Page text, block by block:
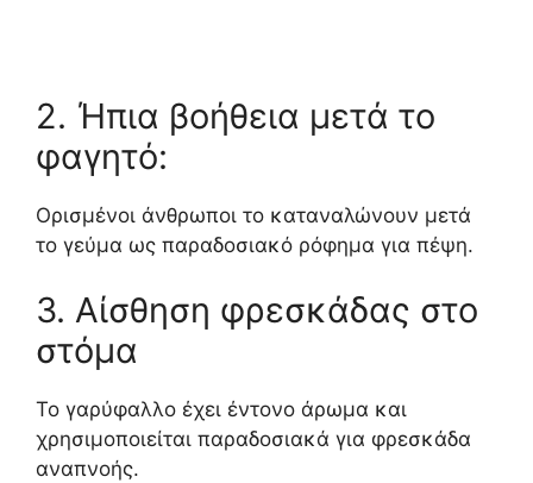
2. Ήπια βοήθεια μετά το
φαγητό:
Ορισμένοι άνθρωποι το καταναλώνουν μετά
το γεύμα ως παραδοσιακό ρόφημα για πέψη.
3. Αίσθηση φρεσκάδας στο
στόμα
Το γαρύφαλλο έχει έντονο άρωμα και
χρησιμοποιείται παραδοσιακά για φρεσκάδα
αναπνοής.